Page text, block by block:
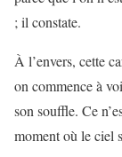
; il constate.
À l’envers, cette
on commence à
son souffle. Ce
moment où le ciel